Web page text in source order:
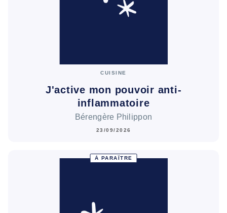
CUISINE
J'active mon pouvoir anti-
inflammatoire
Bérengère Philippon
23/09/2026
À PARAÎTRE